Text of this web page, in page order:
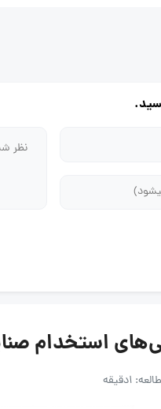
صنایع
1دقیقه